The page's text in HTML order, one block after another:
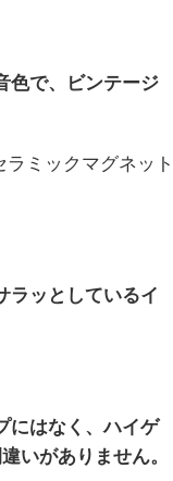
色で、ビンテージ
ミックマグネット
ラッとしているイ
にはなく、ハイゲ
いがありません。